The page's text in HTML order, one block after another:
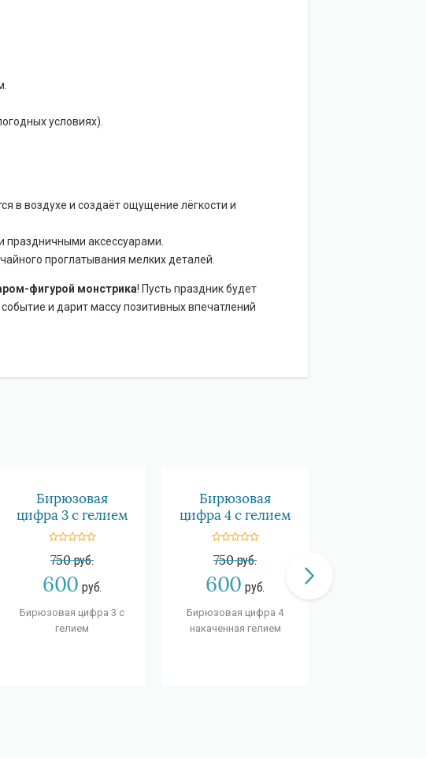
условиях).
в воздухе и создаёт ощущение лёгкости и
аксессуарами.
проглатывания мелких деталей.
фигурой монстрика! Пусть праздник будет
и дарит массу позитивных впечатлений
Бирюзовая
цифра 3 с гелием
600 руб.
750руб.
Бирюзовая цифра 3 c
гелием
Бирюзовая
цифра 4 с гелием
600 руб.
750руб.
Бирюзовая цифра 4
накаченная гелием